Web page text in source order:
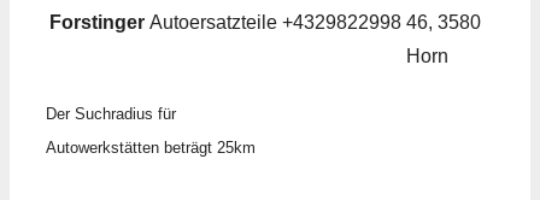
Forstinger Autoersatzteile +4329822998 46, 3580
Horn
Der Suchradius für
Autowerkstätten beträgt 25km